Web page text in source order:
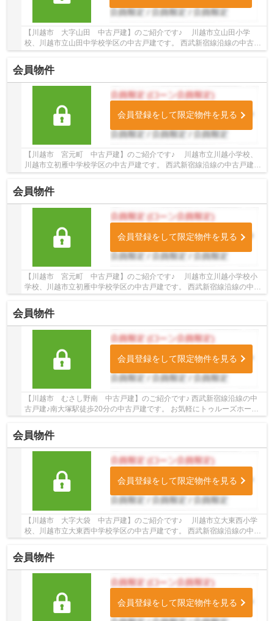
【川越市 大字山田 中古戸建】のご紹介です♪ 川越市立山田小学
校、川越市立山田中学校学区の中古戸建です。 西武新宿線沿線の中古戸
建♪本川越駅よりバス12分、「浄国寺」下車徒歩3...
会員物件
会員登録をして限定物件を見る
【川越市 宮元町 中古戸建】のご紹介です♪ 川越市立川越小学校、
川越市立初雁中学校学区の中古戸建です。 西武新宿線沿線の中古戸建♪
本川越駅徒歩32分の中古戸建です。 お気軽にト...
会員物件
会員登録をして限定物件を見る
【川越市 宮元町 中古戸建】のご紹介です♪ 川越市立川越小学校小
学校、川越市立初雁中学校学区の中古戸建です。 西武新宿線沿線の中古
会員物件
会員登録をして限定物件を見る
【川越市 むさし野南 中古戸建】のご紹介です♪ 西武新宿線沿線の中
古戸建♪南大塚駅徒歩20分の中古戸建です。 お気軽にトゥルーズホーム
会員物件
会員登録をして限定物件を見る
【川越市 大字大袋 中古戸建】のご紹介です♪ 川越市立大東西小学
校、川越市立大東西中学校学区の中古戸建です。 西武新宿線沿線の中古
戸建♪南大塚駅徒歩23分の中古戸建です。 お気...
会員物件
会員登録をして限定物件を見る